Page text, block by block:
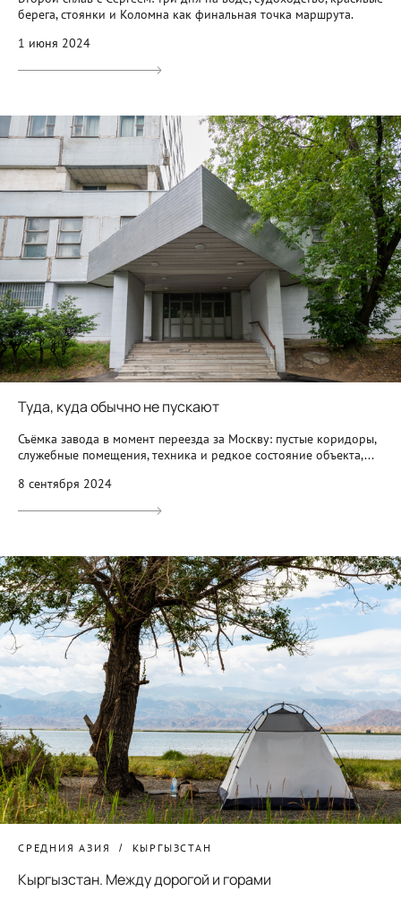
берега, стоянки и Коломна как финальная точка маршрута.
1 июня 2024
Туда, куда обычно не пускают
Съёмка завода в момент переезда за Москву: пустые коридоры,
служебные помещения, техника и редкое состояние объекта,...
8 сентября 2024
СРЕДНИЯ АЗИЯ КЫРГЫЗСТАН
Кыргызстан. Между дорогой и горами